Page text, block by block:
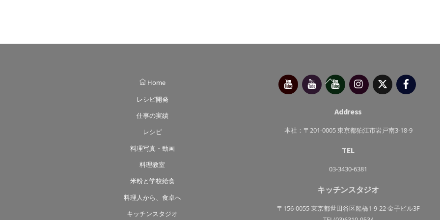
Back
To
Home
レシピ開発
仕事の実績
レシピ
料理写真・動画
料理教室
米粉と学校給食
料理人から、食卓へ
キッチンスタジオ
今
別
府
べ
っ
ぷ
べ
っ
ぷ
き
ん
InstagramX（旧
Twitter）
Address
本社：〒201-0005 東京都狛江市岩戸南3-18-9
TEL
03-3430-6381
キッチンスタジオ
〒156-0055 東京都世田谷区船橋1-9-22 金子ビル3F